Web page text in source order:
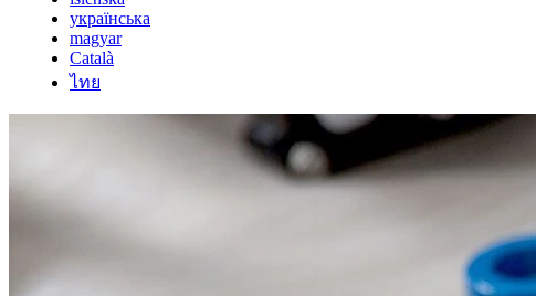
українська
magyar
Català
ไทย